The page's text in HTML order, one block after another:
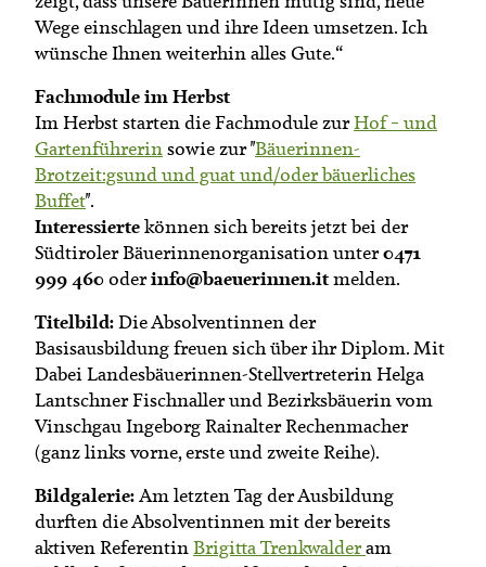
Wege einschlagen und ihre Ideen umsetzen. Ich
wünsche Ihnen weiterhin alles Gute.“
Fachmodule im Herbst
Im Herbst starten die Fachmodule zurHof – und
Gartenführerinsowie zur "Bäuerinnen-
Brotzeit:gsund und guat und/oder bäuerliches
Buffet".
Interessiertekönnen sich bereits jetzt bei der
Südtiroler Bäuerinnenorganisation unter0471
999 460oderinfo@baeuerinnen.itmelden.
Titelbild:Die Absolventinnen der
Basisausbildung freuen sich über ihr Diplom. Mit
Dabei Landesbäuerinnen-Stellvertreterin Helga
Lantschner Fischnaller und Bezirksbäuerin vom
Vinschgau Ingeborg Rainalter Rechenmacher
(ganz links vorne, erste und zweite Reihe).
Bildgalerie:Am letzten Tag der Ausbildung
durften die Absolventinnen mit der bereits
aktiven ReferentinBrigitta Trenkwalderam